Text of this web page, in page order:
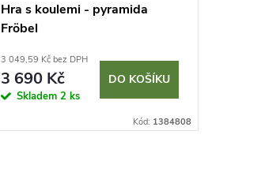
Hra s koulemi - pyramida
Fröbel
3 049,59 Kč bez DPH
3 690 Kč
Skladem 2 ks
DO KOŠÍKU
Kód: 1384808